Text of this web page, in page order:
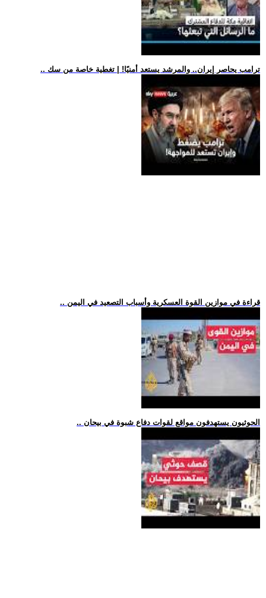
.. ترامب يحاصر إيران.. والمرشد يستعد أمنيًا! | تغطية خاصة من سك
.. قراءة في موازين القوة العسكرية وأسباب التصعيد في اليمن
.. الحوثيون يستهدفون مواقع لقوات دفاع شبوة في بيحان